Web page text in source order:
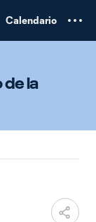
Calendario
de la